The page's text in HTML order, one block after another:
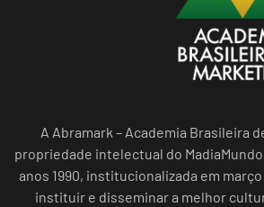
A Abramark – Academia Brasileira
propriedade intelectual do
anos 1990, institucionalizada em
instituir e disseminar a melhor